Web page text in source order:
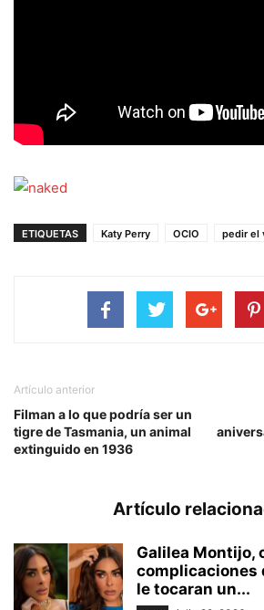
ETIQUETAS Katy Perry OCIO pedir el
Artículo anterior
Filman a lo que podría ser un
tigre de Tasmania, un animal
extinguido en 1936
Artículo
Galilea Montijo,
complicaciones
le tocaran un...